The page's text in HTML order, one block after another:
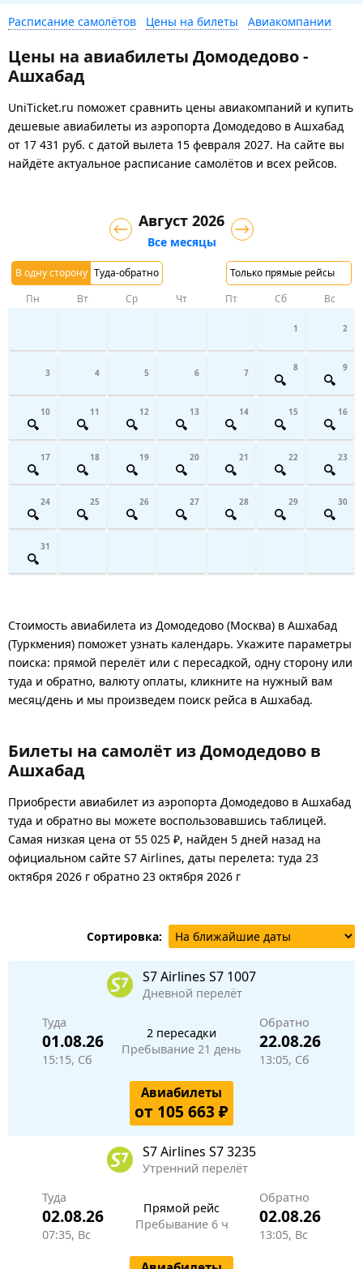
Расписание самолётов Цены на билеты Авиакомпании
Цены на авиабилеты Домодедово -
Ашхабад
UniTicket.ru поможет сравнить цены авиакомпаний и купить
дешевые авиабилеты из аэропорта Домодедово в Ашхабад
от 17 431 руб. с датой вылета 15 февраля 2027. На сайте вы
найдёте актуальное расписание самолётов и всех рейсов.
В одну сторону Туда-обратно Только прямые рейсы
Август 2026
Все месяцы
Пн Вт Ср Чт Пт Сб Вс
1 2
3 4 5 6 7 8 9
10 11 12 13 14 15 16
17 18 19 20 21 22 23
24 25 26 27 28 29 30
31
Стоимость авиабилета из Домодедово (Москва) в Ашхабад
(Туркмения) поможет узнать календарь. Укажите параметры
поиска: прямой перелёт или с пересадкой, одну сторону или
туда и обратно, валюту оплаты, кликните на нужный вам
месяц/день и мы произведем поиск рейса в Ашхабад.
Билеты на самолёт из Домодедово в
Ашхабад
Приобрести авиабилет из аэропорта Домодедово в Ашхабад
туда и обратно вы можете воспользовавшись таблицей.
Самая низкая цена от 55 025 ₽, найден 5 дней назад на
официальном сайте S7 Airlines, даты перелета: туда 23
октября 2026 г обратно 23 октября 2026 г
Сортировка:
S7 Airlines S7 1007
Дневной перелёт
Туда
01.08.26
15:15, Сб
2 пересадки
Пребывание 21 день
Обратно
22.08.26
13:05, Сб
Авиабилеты
от 105 663 ₽
S7 Airlines S7 3235
Утренний перелёт
Туда
02.08.26
07:35, Вс
Прямой рейс
Пребывание 6 ч
Обратно
02.08.26
13:05, Вс